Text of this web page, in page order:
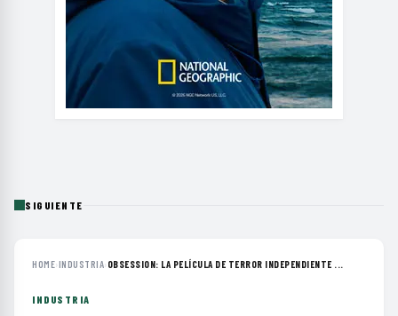
SIGUIENTE
HOME›INDUSTRIA› OBSESSION: LA PELÍCULA DE TERROR INDEPENDIENTE ...
INDUSTRIA